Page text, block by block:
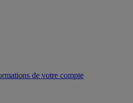
de votre compte